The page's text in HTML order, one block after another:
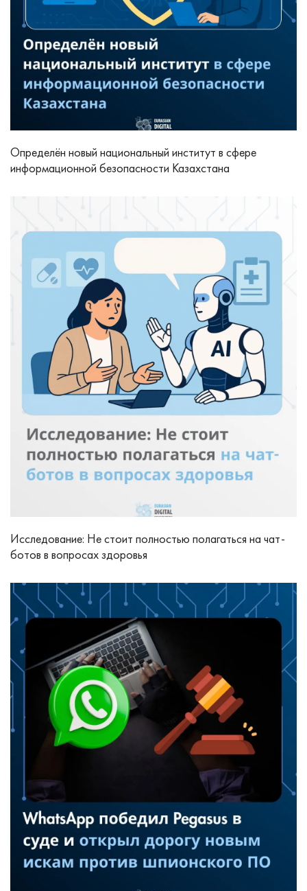
Определён новый национальный институт в сфере
информационной безопасности Казахстана
Исследование: Не стоит полностью полагаться на чат-
ботов в вопросах здоровья